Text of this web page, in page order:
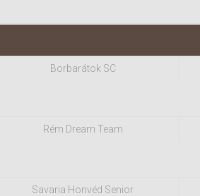
Borbarátok SC
Rém Dream Team
Savaria Honvéd Senior